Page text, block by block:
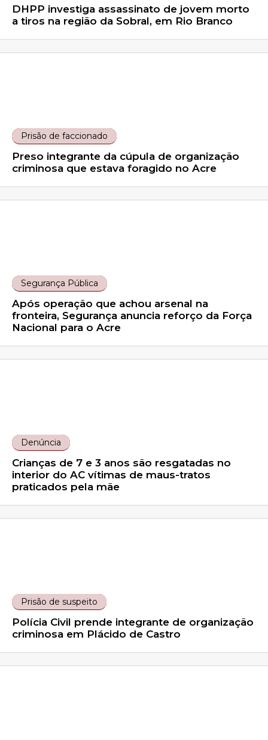
DHPP investiga assassinato de jovem morto
a tiros na região da Sobral, em Rio Branco
Prisão de faccionado
Preso integrante da cúpula de organização
criminosa que estava foragido no Acre
Segurança Pública
Após operação que achou arsenal na
fronteira, Segurança anuncia reforço da Força
Nacional para o Acre
Denúncia
Crianças de 7 e 3 anos são resgatadas no
interior do AC vítimas de maus-tratos
praticados pela mãe
Prisão de suspeito
Polícia Civil prende integrante de organização
criminosa em Plácido de Castro